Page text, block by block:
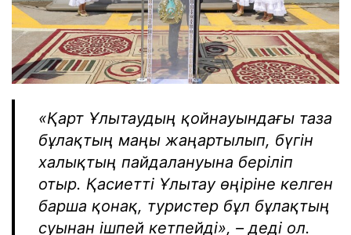
«Қарт Ұлытаудың қойнауындағы таза
бұлақтың маңы жаңартылып, бүгін
халықтың пайдалануына беріліп
отыр. Қасиетті Ұлытау өңіріне келген
барша қонақ, туристер бұл бұлақтың
суынан ішпей кетпейді», – деді ол.